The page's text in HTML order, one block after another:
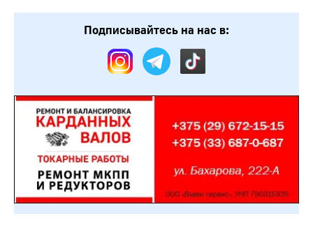
Подписывайтесь на нас в: